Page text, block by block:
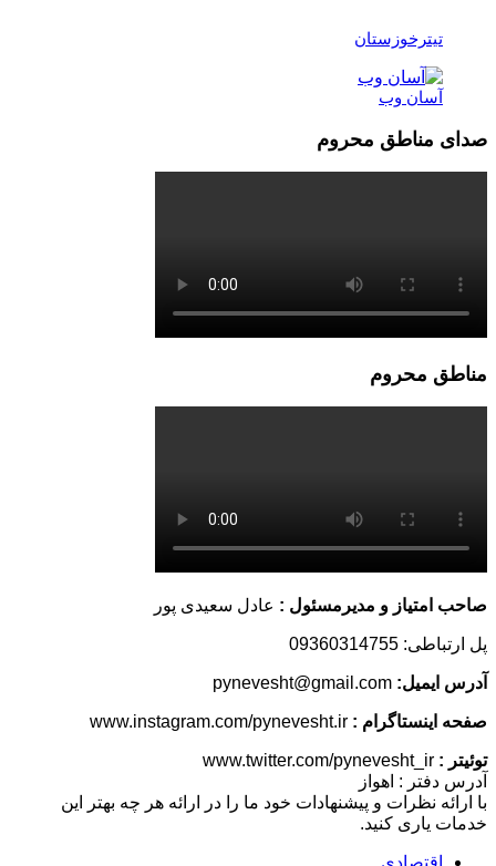
تیترخوزستان
آسان وب
صدای مناطق محروم
مناطق محروم
صاحب امتیاز و مدیرمسئول : عادل سعیدی پور
پل ارتباطی: 09360314755
آدرس ایمیل:
صفحه اینستاگرام :
توئیتر :
آدرس دفتر : اهواز
با ارائه نظرات و پیشنهادات خود ما را در ارائه هر چه بهتر این
خدمات یاری کنید.
اقتصادی